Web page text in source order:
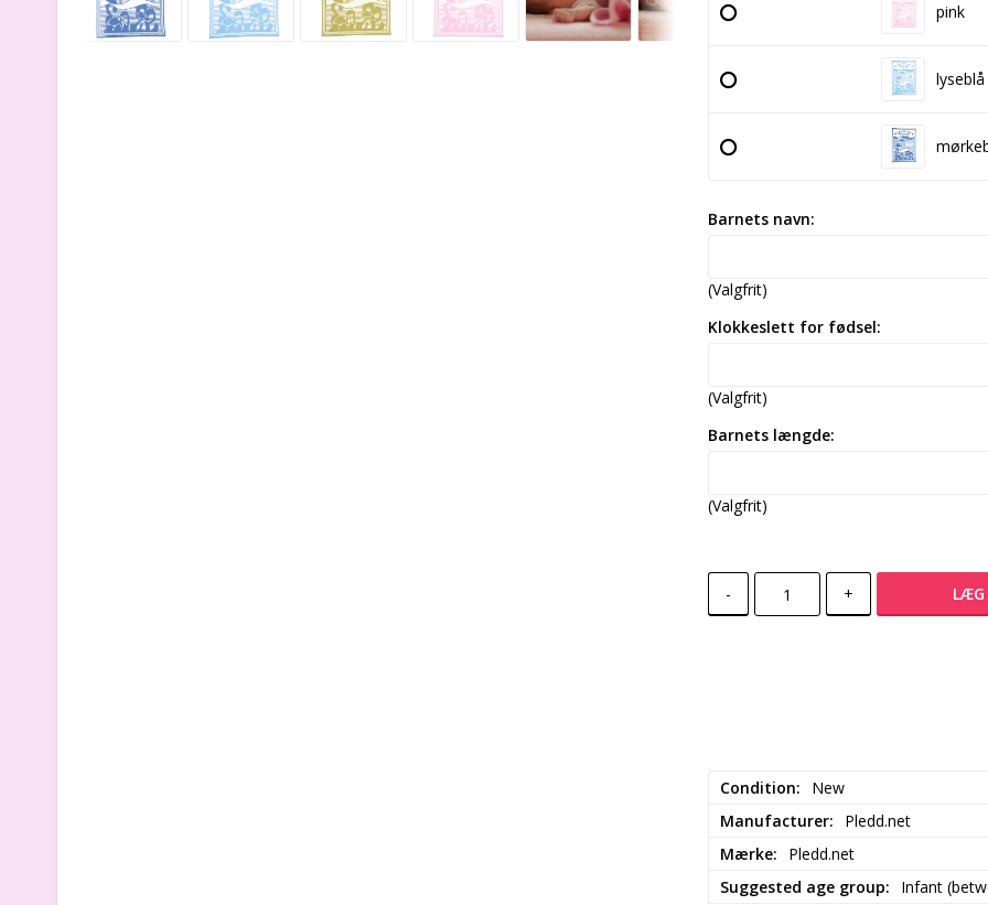
pink
lyseblå
Barnets navn:
(Valgfrit)
Klokkeslett for fødsel:
(Valgfrit)
Barnets længde:
(Valgfrit)
- + LÆG
Condition
New
Manufacturer
Pledd.net
Mærke
Pledd.net
Suggested age group
Infant